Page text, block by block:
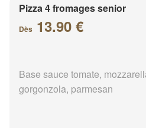
Pizza 4 fromages senior
Dès 13.90 €
Base sauce tomate,
gorgonzola, parmesan